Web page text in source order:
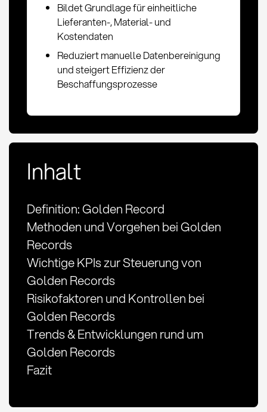
Bildet Grundlage für einheitliche
Lieferanten-, Material- und
Kostendaten
Reduziert manuelle Datenbereinigung
und steigert Effizienz der
Beschaffungsprozesse
Inhalt
Definition: Golden Record
Methoden und Vorgehen bei Golden
Records
Wichtige KPIs zur Steuerung von
Golden Records
Risikofaktoren und Kontrollen bei
Golden Records
Trends & Entwicklungen rund um
Golden Records
Fazit